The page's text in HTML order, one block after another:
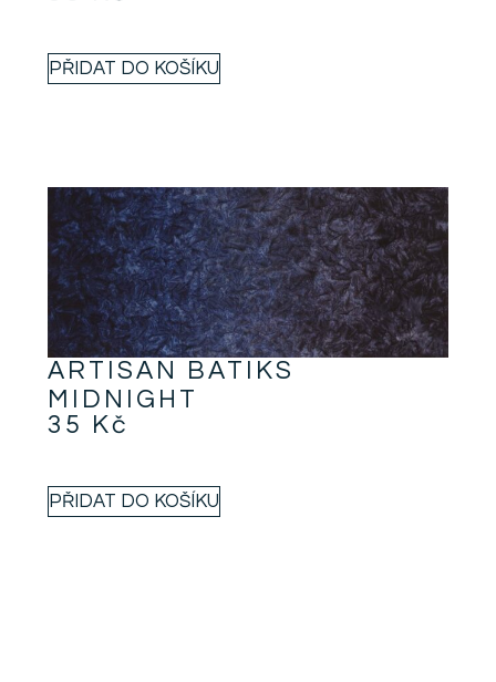
PŘIDAT DO KOŠÍKU
ARTISAN BATIKS
MIDNIGHT
35
Kč
PŘIDAT DO KOŠÍKU